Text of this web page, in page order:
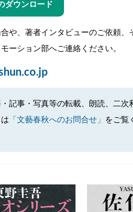
ダウンロード
や、著者インタビューのご依頼、
ーション部へご連絡ください。
記事・写真等の転載、朗読、二次
「文藝春秋へのお問合せ」
をご覧